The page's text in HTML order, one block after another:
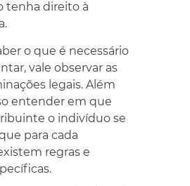
tenha direito à
o que é necessário
vale observar as
legais. Além
entender em que
o indivíduo se
para cada
regras e